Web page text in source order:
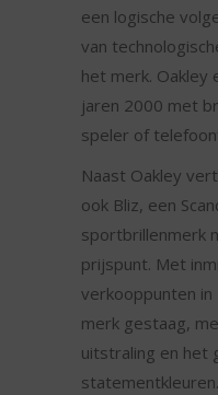
een logische
van
het merk. Oakley
jaren 2000 met
speler of
Naast Oakley
ook Bliz, een
sportbrillenmerk
prijspunt. Met
verkooppunten
merk gestaag,
uitstraling en het
statementkleuren.